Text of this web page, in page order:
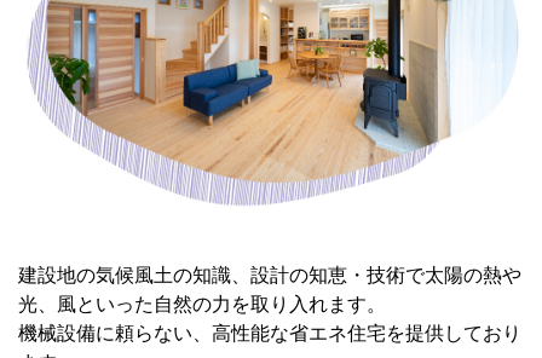
建設地の気候風土の知識、設計の知恵・技術で太陽の熱や
光、風といった自然の力を取り入れます。
機械設備に頼らない、高性能な省エネ住宅を提供しており